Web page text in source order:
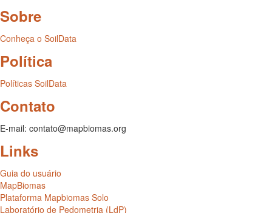
Sobre
Conheça o SoilData
Política
Políticas SoilData
Contato
E-mail: contato@mapbiomas.org
Links
Guia do usuário
MapBiomas
Plataforma Mapbiomas Solo
Laboratório de Pedometria (LdP)